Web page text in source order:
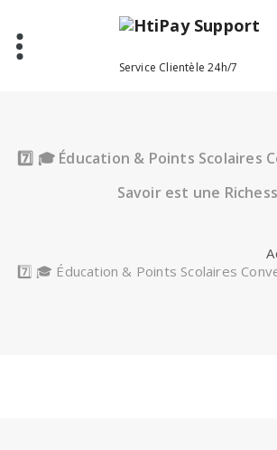
contenu
Service Clientèle 24h/7
7️⃣ 🎓 Éducation & Points Scolaires
Savoir est une
7️⃣ 🎓 Éducation & Points Scolaires